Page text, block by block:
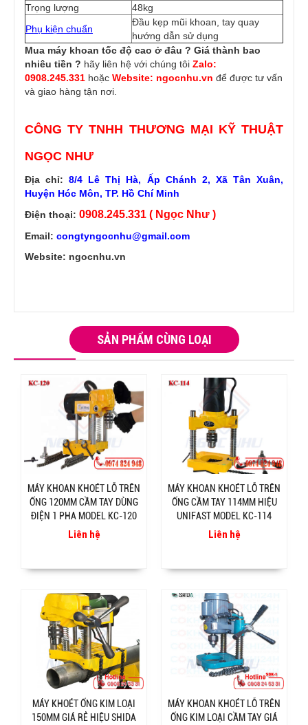
Trọng lượng
48kg
Phụ kiện chuẩn
Đầu kẹp mũi khoan, tay quay
hướng dẫn sử dụng
Mua máy khoan tốc độ cao ở đâu ? Giá thành bao
nhiêu tiền ? hãy liên hệ với chúng tôi Zalo:
0908.245.331 hoặc Website: ngocnhu.vn để được tư vấn
và giao hàng tận nơi.
CÔNG TY TNHH THƯƠNG MẠI KỸ THUẬT
NGỌC NHƯ
Địa chỉ:8/4 Lê Thị Hà, Ấp Chánh 2, Xã Tân Xuân,
Huyện Hóc Môn, TP. Hồ Chí Minh
Điện thoại: 0908.245.331 ( Ngọc Như )
Email: congtyngocnhu@gmail.com
Website: ngocnhu.vn
SẢN PHẨM CÙNG LOẠI
MÁY KHOAN KHOÉT LỖ TRÊN
ỐNG 120MM CẦM TAY DÙNG
ĐIỆN 1 PHA MODEL KC-120
Liên hệ
MÁY KHOAN KHOÉT LỖ TRÊN
ỐNG CẦM TAY 114MM HIỆU
UNIFAST MODEL KC-114
Liên hệ
MÁY KHOÉT ỐNG KIM LOẠI
150MM GIÁ RẺ HIỆU SHIDA
MÁY KHOAN KHOÉT LỖ TRÊN
ỐNG KIM LOẠI CẦM TAY GIÁ